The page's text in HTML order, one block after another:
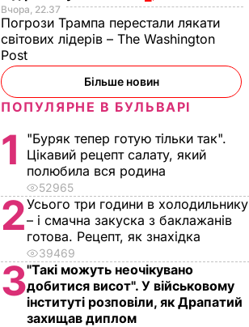
Вчора, 22.37
Погрози Трампа перестали лякати
світових лідерів – The Washington
Post
Більше новин
ПОПУЛЯРНЕ В БУЛЬВАРІ
1
"Буряк тепер готую тільки так".
Цікавий рецепт салату, який
полюбила вся родина
52965
2Усього три години в холодильнику
– і смачна закуска з баклажанів
готова. Рецепт, як знахідка
39469
3"Такі можуть неочікувано
добитися висот". У військовому
інституті розповіли, як Драпатий
захищав диплом